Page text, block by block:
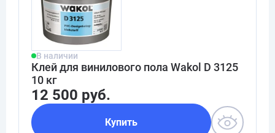
В наличии
Клей для винилового пола Wakol D 3125
10 кг
12 500 руб.
Купить